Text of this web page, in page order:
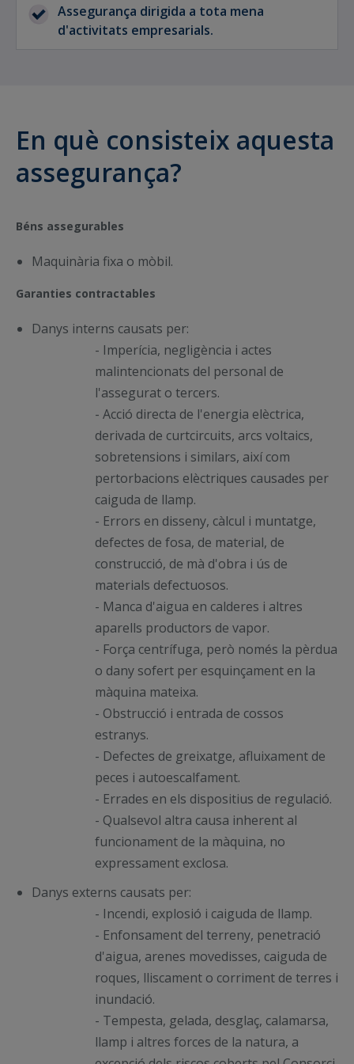
expressament en la pòlissa, i cobertures
addicionals relacionades amb els béns
Assegurança dirigida a tota mena
d'activitats empresarials.
En què consisteix aquesta
assegurança?
Béns assegurables
Maquinària fixa o mòbil.
Garanties contractables
Danys interns causats per:
- Imperícia, negligència i actes
malintencionats del personal de
l'assegurat o tercers.
- Acció directa de l'energia elèctrica,
derivada de curtcircuits, arcs voltaics,
sobretensions i similars, així com
pertorbacions elèctriques causades per
caiguda de llamp.
- Errors en disseny, càlcul i muntatge,
defectes de fosa, de material, de
construcció, de mà d'obra i ús de
materials defectuosos.
- Manca d'aigua en calderes i altres
aparells productors de vapor.
- Força centrífuga, però només la pèrdua
o dany sofert per esquinçament en la
màquina mateixa.
- Obstrucció i entrada de cossos
estranys.
- Defectes de greixatge, afluixament de
peces i autoescalfament.
- Errades en els dispositius de regulació.
- Qualsevol altra causa inherent al
funcionament de la màquina, no
expressament exclosa.
Danys externs causats per:
- Incendi, explosió i caiguda de llamp.
- Enfonsament del terreny, penetració
d'aigua, arenes movedisses, caiguda de
roques, lliscament o corriment de terres i
inundació.
- Tempesta, gelada, desglaç, calamarsa,
llamp i altres forces de la natura, a